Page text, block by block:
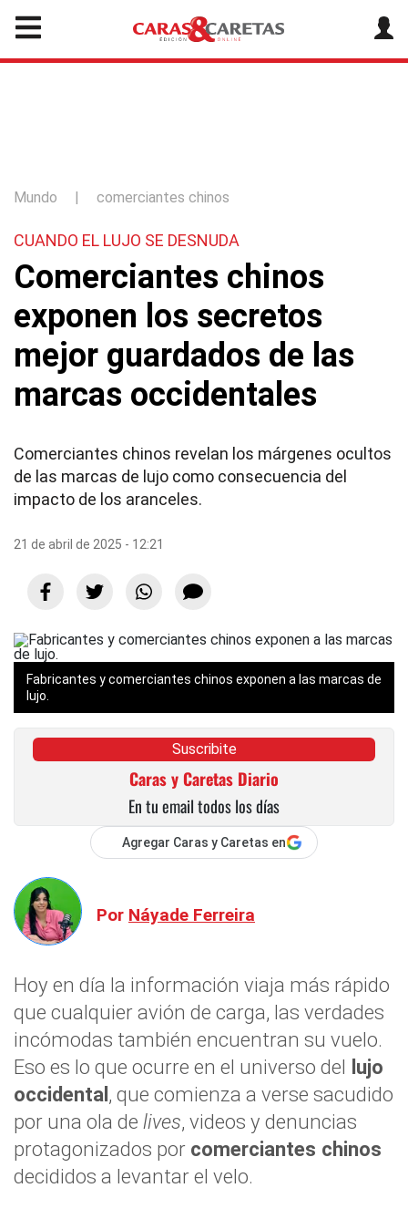
Mundo | comerciantes chinos
CUANDO EL LUJO SE DESNUDA
Comerciantes chinos
exponen los secretos
mejor guardados de las
marcas occidentales
Comerciantes chinos revelan los márgenes ocultos
de las marcas de lujo como consecuencia del
impacto de los aranceles.
21 de abril de 2025 - 12:21
Fabricantes y comerciantes chinos exponen a las marcas de
lujo.
Suscribite
Caras y Caretas Diario
En tu email todos los días
Agregar Caras y Caretas en
Por Náyade Ferreira
Hoy en día la información viaja más rápido
que cualquier avión de carga, las verdades
incómodas también encuentran su vuelo.
Eso es lo que ocurre en el universo del lujo
occidental, que comienza a verse sacudido
por una ola de lives, videos y denuncias
protagonizados por comerciantes chinos
decididos a levantar el velo.